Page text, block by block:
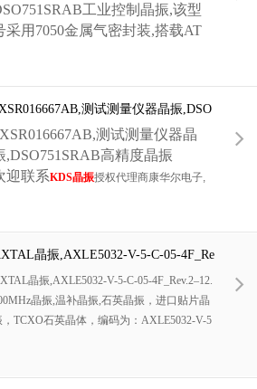
播放器,家用摄像头,蓝牙音箱等设备.符合Ro
无铅标准,标准编带适配自动化贴装,库存充
工业控制晶振,该型
采用7050金属气密封装,搭载AT
度高,抗震动,抗电磁干扰能力突出,完美适配
控制器,伺服驱动,工业网关,自动化产线主
.原厂出厂完成高精度校准,老化漂移极低,3.3
准供电,CMOS稳定输出,支持自动化SMT贴
测试测量仪器晶振,DSO
高精度晶振测试测量仪器晶
,DSO751SRAB高精度晶振
迎联系KDS晶振授权代理商康华尔电子,
度,专为对时序,相位要求严苛的检测设备设
.金属全密封结构抗震抗干扰,工作温区覆盖
器常规使用环境,频差精度±50ppm,满足不同
级测量设备基准需求.配套1XSR016667AB
货供应,可免费提供样品测试,配套原厂技术
晶振,AXLE5032-V-5-C-05-4F_Re
晶振,温补晶振,石英晶振
晶振,AXLE5032-V-5-C-05-4F_Rev.2–12.
晶振,温补晶振,石英晶振，进口贴片晶
，TCXO石英晶体，编码为：AXLE5032-V-5
工作温度范围：-40℃至+85℃，小体积晶